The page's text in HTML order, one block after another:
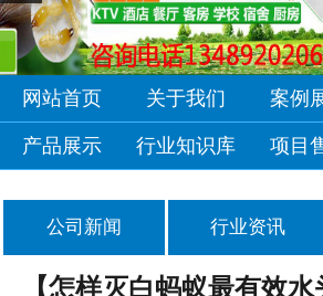
网站首页 关于我们 案例
产品展示 行业知识库 项目
公司新闻 行业资讯
【怎样灭白蚂蚁最有效